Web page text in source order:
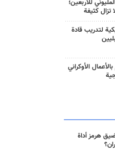
للأربعين؛
تزال كثيفة
لتدريب قادة
الأوكراني
هرمز أداة